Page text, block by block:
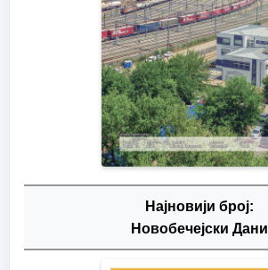
Најновији број:
Новобечејски Дани